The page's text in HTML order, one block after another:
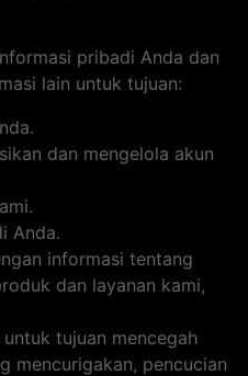
pribadi Anda dan
lain untuk tujuan:
dan mengelola akun
Anda.
informasi tentang
dan layanan kami,
tujuan mencegah
mencurigakan, pencucian